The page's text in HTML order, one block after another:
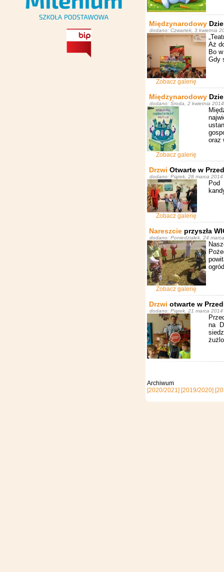
Międzynarodowy
dodano: Czwartek, 3 kwietnia
Zobacz galerię
Aż
Bo
Gdy
Międzynarodowy
dodano: Środa, 2 kwietnia
Zobacz galerię
oraz
Drzwi Otwarte w
dodano: Piątek, 28 marca
Zobacz galerię
Nareszcie przyszła
dodano: Poniedziałek, 24
Zobacz galerię
Drzwi otwarte w
dodano: Piątek, 21 marca
na
[2020/2021] [2019/2020]